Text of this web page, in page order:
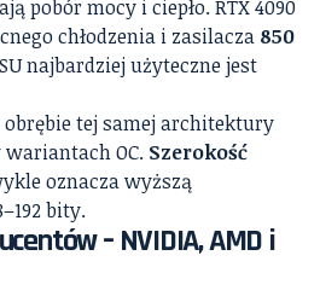
pobór mocy i ciepło. RTX 4090
chłodzenia i zasilacza 850
najbardziej użyteczne jest
obrębie tej samej architektury
wariantach OC. Szerokość
oznacza wyższą
bity.
– NVIDIA, AMD i